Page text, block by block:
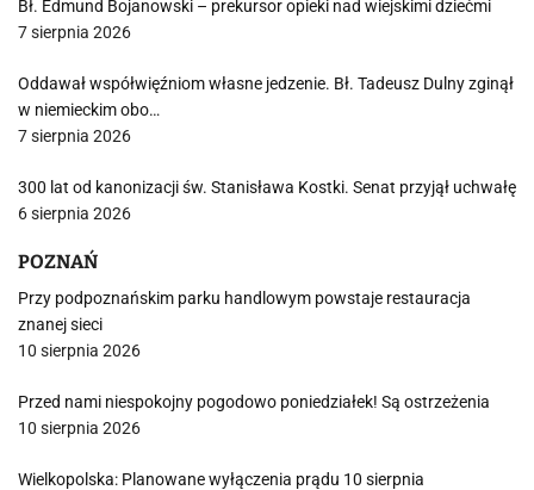
Bł. Edmund Bojanowski – prekursor opieki nad wiejskimi dziećmi
7 sierpnia 2026
Oddawał współwięźniom własne jedzenie. Bł. Tadeusz Dulny zginął
w niemieckim obo…
7 sierpnia 2026
300 lat od kanonizacji św. Stanisława Kostki. Senat przyjął uchwałę
6 sierpnia 2026
POZNAŃ
Przy podpoznańskim parku handlowym powstaje restauracja
znanej sieci
10 sierpnia 2026
Przed nami niespokojny pogodowo poniedziałek! Są ostrzeżenia
10 sierpnia 2026
Wielkopolska: Planowane wyłączenia prądu 10 sierpnia